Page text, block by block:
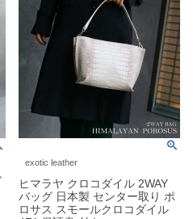
exotic leather
ヒマラヤ クロコダイル 2WAY
バッグ 日本製 センター取り ポ
ロサス スモールクロコダイル